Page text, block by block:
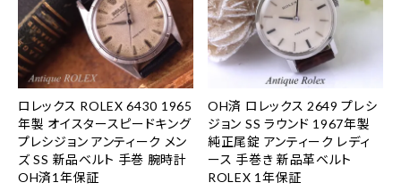
ロレックス ROLEX 6430 1965
年製 オイスタースピードキング
プレシジョン アンティーク メン
ズ SS 新品ベルト 手巻 腕時計
OH済1年保証
OH済 ロレックス 2649 プレシ
ジョン SS ラウンド 1967年製
純正尾錠 アンティーク レディ
ース 手巻き 新品革ベルト
ROLEX 1年保証